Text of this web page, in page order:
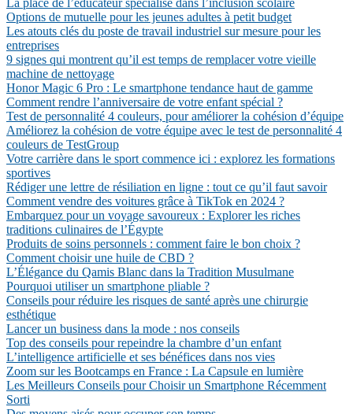
La place de l’éducateur spécialisé dans l’inclusion scolaire
Options de mutuelle pour les jeunes adultes à petit budget
Les atouts clés du poste de travail industriel sur mesure pour les
entreprises
9 signes qui montrent qu’il est temps de remplacer votre vieille
machine de nettoyage
Honor Magic 6 Pro : Le smartphone tendance haut de gamme
Comment rendre l’anniversaire de votre enfant spécial ?
Test de personnalité 4 couleurs, pour améliorer la cohésion d’équipe
Améliorez la cohésion de votre équipe avec le test de personnalité 4
couleurs de TestGroup
Votre carrière dans le sport commence ici : explorez les formations
sportives
Rédiger une lettre de résiliation en ligne : tout ce qu’il faut savoir
Comment vendre des voitures grâce à TikTok en 2024 ?
Embarquez pour un voyage savoureux : Explorer les riches
traditions culinaires de l’Égypte
Produits de soins personnels : comment faire le bon choix ?
Comment choisir une huile de CBD ?
L’Élégance du Qamis Blanc dans la Tradition Musulmane
Pourquoi utiliser un smartphone pliable ?
Conseils pour réduire les risques de santé après une chirurgie
esthétique
Lancer un business dans la mode : nos conseils
Top des conseils pour repeindre la chambre d’un enfant
L’intelligence artificielle et ses bénéfices dans nos vies
Zoom sur les Bootcamps en France : La Capsule en lumière
Les Meilleurs Conseils pour Choisir un Smartphone Récemment
Sorti